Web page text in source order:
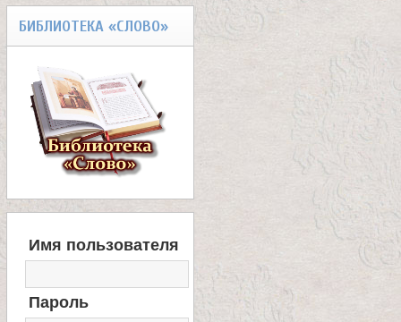
БИБЛИОТЕКА «СЛОВО»
Д
Имя пользователя
Пароль